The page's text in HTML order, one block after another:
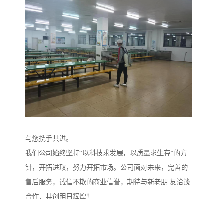
与您携手共进。
我们公司始终坚持“以科技求发展，以质量求生存”的方
针，开拓进取，努力开拓市场。公司面对未来，完善的
售后服务，诚信不欺的商业信誉，期待与新老朋 友洽谈
合作，共创明日辉煌！